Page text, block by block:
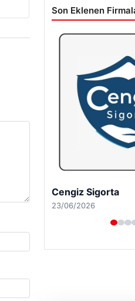
Son Eklenen
Cengiz Sigorta
23/06/2026